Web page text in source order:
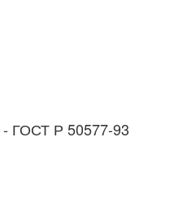
ГОСТ Р 50577-93